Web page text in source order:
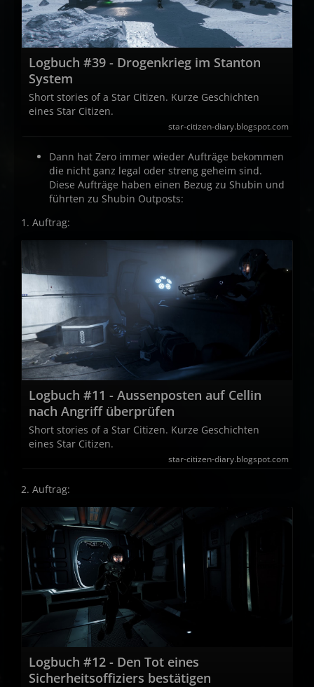
Logbuch #39 - Drogenkrieg im Stanton
System
Short stories of a Star Citizen. Kurze Geschichten
eines Star Citizen.
star-citizen-diary.blogspot.com
Dann hat Zero immer wieder Aufträge bekommen
die nicht ganz legal oder streng geheim sind.
Diese Aufträge haben einen Bezug zu Shubin und
führten zu Shubin Outposts:
1. Auftrag:
Logbuch #11 - Aussenposten auf Cellin
nach Angriff überprüfen
Short stories of a Star Citizen. Kurze Geschichten
eines Star Citizen.
star-citizen-diary.blogspot.com
2. Auftrag:
Logbuch #12 - Den Tot eines
Sicherheitsoffiziers bestätigen